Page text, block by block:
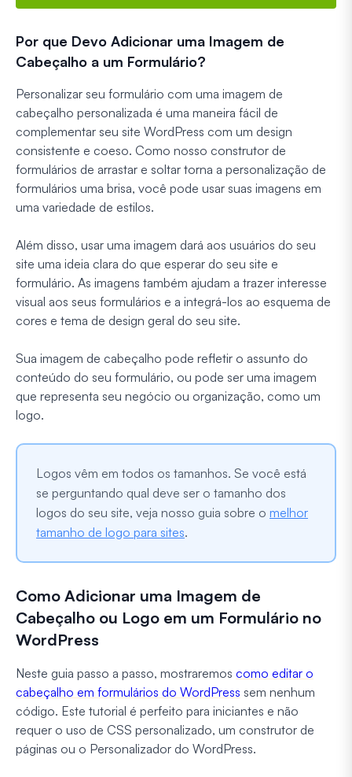
Por que Devo Adicionar uma Imagem de
Cabeçalho a um Formulário?
Personalizar seu formulário com uma imagem de
cabeçalho personalizada é uma maneira fácil de
complementar seu site WordPress com um design
consistente e coeso. Como nosso construtor de
formulários de arrastar e soltar torna a personalização de
formulários uma brisa, você pode usar suas imagens em
uma variedade de estilos.
Além disso, usar uma imagem dará aos usuários do seu
site uma ideia clara do que esperar do seu site e
formulário. As imagens também ajudam a trazer interesse
visual aos seus formulários e a integrá-los ao esquema de
cores e tema de design geral do seu site.
Sua imagem de cabeçalho pode refletir o assunto do
conteúdo do seu formulário, ou pode ser uma imagem
que representa seu negócio ou organização, como um
logo.
Logos vêm em todos os tamanhos. Se você está
se perguntando qual deve ser o tamanho dos
logos do seu site, veja nosso guia sobre o melhor
tamanho de logo para sites.
Como Adicionar uma Imagem de
Cabeçalho ou Logo em um Formulário no
WordPress
Neste guia passo a passo, mostraremos como editar o
cabeçalho em formulários do WordPress sem nenhum
código. Este tutorial é perfeito para iniciantes e não
requer o uso de CSS personalizado, um construtor de
páginas ou o Personalizador do WordPress.